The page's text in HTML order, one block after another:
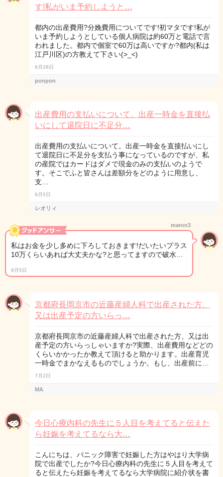
す!私がいま予約しようと…
都内の出産費用?分娩費用についてです!初マタです!私が
いま予約しようとしている個人病院は約60万と電話で言
われました。都内で個室で60万は高いですか?都内(私は
江戸川区)の方教えて下さい(>_<)
9月28日
ponpon
出産費用の支払いについて。出産一時金を直接払
いにして退院日に不足分…
出産費用の支払いについて。出産一時金を直接払いにし
て退院日に不足分を支払う事になっているのですが、私
の産院ではカードはダメで現金のみの支払いのようで
す。そこでふと皆さんは差額分をどのように用意し、
支…
9月5日
レオリィ
maron3
私はお金を少し多めに下ろしておきます!だいたいプラス
10万くらいあれば大丈夫かな?と思ってますので破水…
9月5日
京都府長岡京市の近藤産婦人科で出産された方、
又は出産予定の方いらっ…
京都府長岡京市の近藤産婦人科で出産された方、又は出
産予定の方いらっしゃいますか?実際、出産費用などどの
くらいかかったか教えて頂けると助かります。出産育児
一時金でまかなえるものでしょうか。もし、出産前に…
7月2日
MA
今日心療内科の先生に５人目を考えてると伝えた
ら妊娠を考えてるなら大…
こんにちは、パニック障害で妊娠した方はやはり大学病
院で出産でしたか?今日心療内科の先生に５人目を考えて
ると伝えたら妊娠を考えてるなら大学病院に紹介状を書